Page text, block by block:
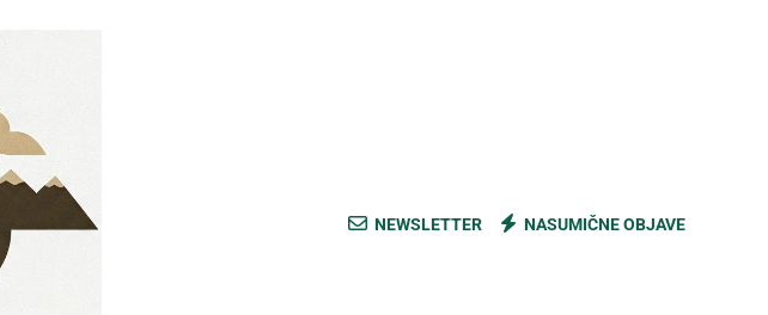
Jahorina leto 2026: Staze bez prašine i novih eko-taksi [Mapa]
Sjenički sir 2026: Izbegnite mešavine i nađite pravi ukus [Cene]
Planina Jagodnja 2026: Put do Mačkovog kamena bez rupa [Mapa]
NEWSLETTER NASUMIČNE OBJAVE